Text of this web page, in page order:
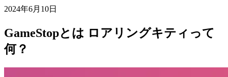
2024年6月10日
GameStopとは ロアリングキティって
何？